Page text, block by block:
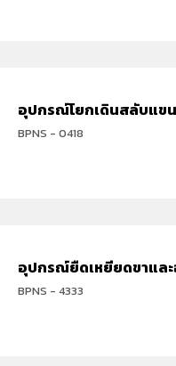
อุปกรณ์โยกเดินสลับแข
BPNS - 0418
อุปกรณ์ยืดเหยียดขาแล
BPNS - 4333